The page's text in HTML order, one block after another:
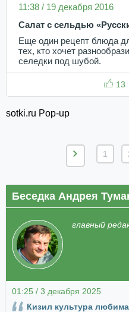
11:38 / 19 декабря 2016
Салат с сельдью
Еще один рецепт блюда
тех, кто хочет
селедки под шубой.
13
sotki.ru Pop-up
1
Беседка Андрея
главный
01:25 / 3 декабря 2025
Кизил культура